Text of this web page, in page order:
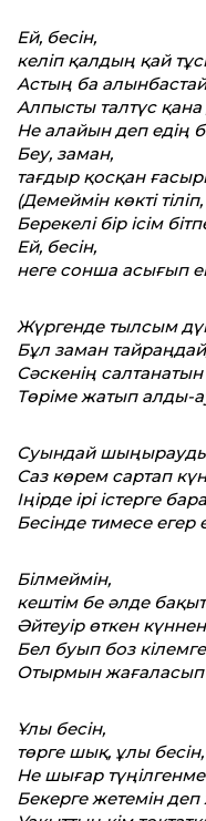
Ей, бесін,
келіп қалдың қай
Астың ба
Алпысты талтүс қана
Не алайын деп едің
Беу, заман,
тағдыр қосқан
(Демеймін көкті
Берекелі бір ісім
Ей, бесін,
неге сонша асығып
Жүргенде тылсым
Бұл заман
Сәскенің
Төріме жатып алды-
Суындай
Саз көрем сартап
Іңірде ірі істерге
Бесінде тимесе егер
Білмеймін,
кештім бе әлде
Әйтеуір өткен
Бел буып боз
Отырмын жағаласып
Ұлы бесін,
төрге шық, ұлы бесін,
Не шығар
Бекерге жетемін деп